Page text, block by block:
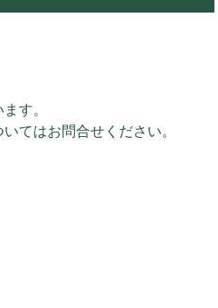
す。
てはお問合せください。